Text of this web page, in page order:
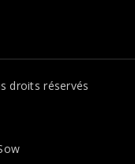
droits réservés